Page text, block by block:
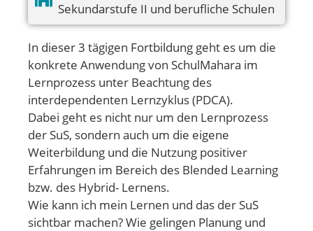
Sekundarstufe II und berufliche Schulen
In dieser 3 tägigen Fortbildung geht es um die
konkrete Anwendung von SchulMahara im
Lernprozess unter Beachtung des
interdependenten Lernzyklus (PDCA).
Dabei geht es nicht nur um den Lernprozess
der SuS, sondern auch um die eigene
Weiterbildung und die Nutzung positiver
Erfahrungen im Bereich des Blended Learning
bzw. des Hybrid- Lernens.
Wie kann ich mein Lernen und das der SuS
sichtbar machen? Wie gelingen Planung und